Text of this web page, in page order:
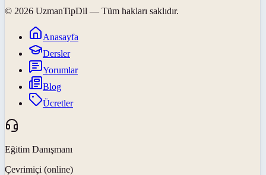
© 2026 UzmanTipDil — Tüm hakları saklıdır.
Anasayfa
Dersler
Yorumlar
Blog
Ücretler
Eğitim Danışmanı
Çevrimiçi (online)